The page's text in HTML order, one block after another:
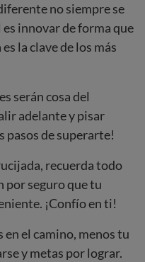
no siempre se
innovar de forma que
la clave de los más
serán cosa del
adelante y pisar
pasos de superarte!
recuerda todo
por seguro que tu
¡Confío en ti!
el camino, menos tu
y metas por lograr.